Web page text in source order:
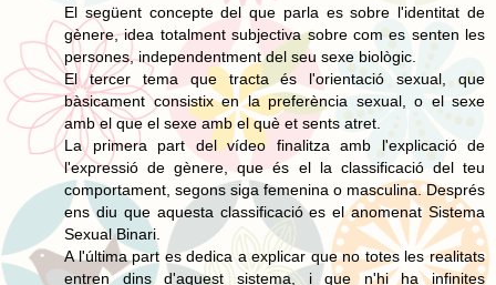
El següent concepte del que parla es sobre l'identitat de
gènere, idea totalment subjectiva sobre com es senten les
persones, independentment del seu sexe biològic.
El tercer tema que tracta és l'orientació sexual, que
bàsicament consistix en la preferència sexual, o el sexe
amb el que el sexe amb el què et sents atret.
La primera part del vídeo finalitza amb l'explicació de
l'expressió de gènere, que és el la classificació del teu
comportament, segons siga femenina o masculina. Després
ens diu que aquesta classificació es el anomenat Sistema
Sexual Binari.
A l'última part es dedica a explicar que no totes les realitats
entren dins d'aquest sistema, i que n'hi ha infinites